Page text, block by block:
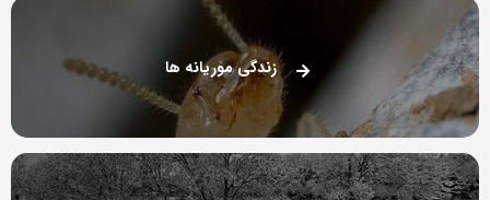
زندگی موریانه ها